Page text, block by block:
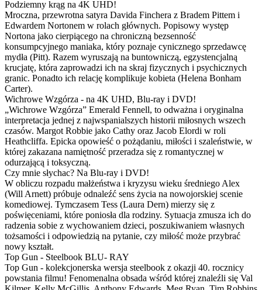
Podziemny krąg na 4K UHD!
Mroczna, przewrotna satyra Davida Finchera z Bradem Pittem i
Edwardem Nortonem w rolach głównych. Popisowy występ
Nortona jako cierpiącego na chroniczną bezsenność
konsumpcyjnego maniaka, który poznaje cynicznego sprzedawcę
mydła (Pitt). Razem wyruszają na buntowniczą, egzystencjalną
krucjatę, która zaprowadzi ich na skraj fizycznych i psychicznych
granic. Ponadto ich relację komplikuje kobieta (Helena Bonham
Carter).
Wichrowe Wzgórza - na 4K UHD, Blu-ray i DVD!
„Wichrowe Wzgórza” Emerald Fennell, to odważna i oryginalna
interpretacja jednej z najwspanialszych historii miłosnych wszech
czasów. Margot Robbie jako Cathy oraz Jacob Elordi w roli
Heathcliffa. Epicka opowieść o pożądaniu, miłości i szaleństwie, w
której zakazana namiętność przeradza się z romantycznej w
odurzającą i toksyczną.
Czy mnie słychac? Na Blu-ray i DVD!
W obliczu rozpadu małżeństwa i kryzysu wieku średniego Alex
(Will Arnett) próbuje odnaleźć sens życia na nowojorskiej scenie
komediowej. Tymczasem Tess (Laura Dern) mierzy się z
poświęceniami, które poniosła dla rodziny. Sytuacja zmusza ich do
radzenia sobie z wychowaniem dzieci, poszukiwaniem własnych
tożsamości i odpowiedzią na pytanie, czy miłość może przybrać
nowy kształt.
Top Gun - Steelbook BLU- RAY
Top Gun - kolekcjonerska wersja steelbook z okazji 40. rocznicy
powstania filmu! Fenomenalna obsada wśród której znaleźli się Val